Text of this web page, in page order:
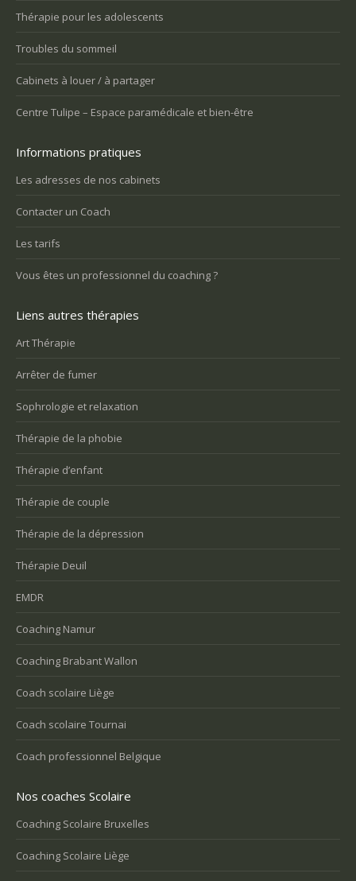
Thérapie pour les adolescents
Troubles du sommeil
Cabinets à louer / à partager
Centre Tulipe – Espace paramédicale et bien-être
Informations pratiques
Les adresses de nos cabinets
Contacter un Coach
Les tarifs
Vous êtes un professionnel du coaching ?
Liens autres thérapies
Art Thérapie
Arrêter de fumer
Sophrologie et relaxation
Thérapie de la phobie
Thérapie d’enfant
Thérapie de couple
Thérapie de la dépression
Thérapie Deuil
EMDR
Coaching Namur
Coaching Brabant Wallon
Coach scolaire Liège
Coach scolaire Tournai
Coach professionnel Belgique
Nos coaches Scolaire
Coaching Scolaire Bruxelles
Coaching Scolaire Liège